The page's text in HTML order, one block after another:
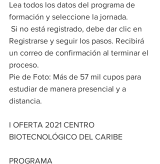
Lea todos los datos del programa de
formación y seleccione la jornada.
Registrarse y seguir los pasos. Recibirá
un correo de confirmación al terminar el
proceso.
Pie de Foto: Más de 57 mil cupos para
estudiar de manera presencial y a
distancia.
I OFERTA 2021 CENTRO
BIOTECNOLÓGICO DEL CARIBE
PROGRAMA